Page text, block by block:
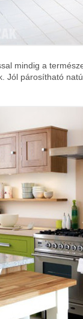
mindig a
Jól párosítható